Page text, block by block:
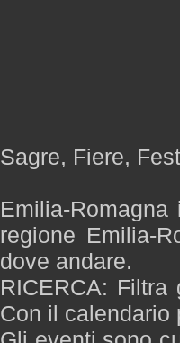
Sagre, Fiere,
Emilia-
regione Emilia-
dove andare.
RICERCA:
Con il calendario